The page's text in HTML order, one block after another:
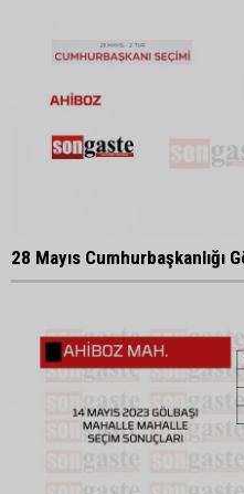
28 Mayıs Cumhurbaşkanlığı